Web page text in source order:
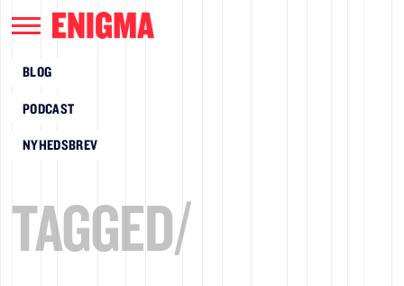
BLOG
PODCAST
NYHEDSBREV
TAGGED/